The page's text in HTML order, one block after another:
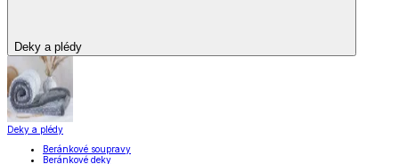
Deky a plédy
Deky a plédy
Beránkové soupravy
Beránkové deky